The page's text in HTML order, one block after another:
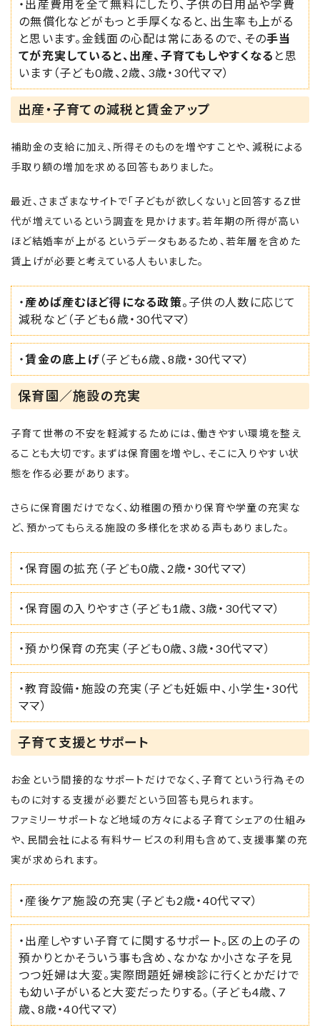
・出産費用を全て無料にしたり、子供の日用品や学費
の無償化などがもっと手厚くなると、出生率も上がる
と思います。金銭面の心配は常にあるので、その手当
てが充実していると、出産、子育てもしやすくなる と思
います（子ども0歳、2歳、3歳・30代ママ）
出産・子育ての減税と賃金アップ
補助金の支給に加え、所得そのものを増やすことや、減税による
手取り額の増加を求める回答もありました。
最近、さまざまなサイトで「子どもが欲しくない」と回答するZ世
代が増えているという調査を見かけます。若年期の所得が高い
ほど結婚率が上がるというデータもあるため、若年層を含めた
賃上げが必要と考えている人もいました。
・ 産めば産むほど得になる政策。子供の人数に応じて
減税など（子ども6歳・30代ママ）
・賃金の底上げ（子ども6歳、8歳・30代ママ）
保育園／施設の充実
子育て世帯の不安を軽減するためには、働きやすい環境を整え
ることも大切です。まずは保育園を増やし、そこに入りやすい状
態を作る必要があります。
さらに保育園だけでなく、幼稚園の預かり保育や学童の充実な
ど、預かってもらえる施設の多様化を求める声もありました。
・保育園の拡充（子ども0歳、2歳・30代ママ）
・保育園の入りやすさ（子ども1歳、3歳・30代ママ）
・預かり保育の充実（子ども0歳、3歳・30代ママ）
・教育設備・施設の充実（子ども妊娠中、小学生・30代
ママ）
子育て支援とサポート
お金という間接的なサポートだけでなく、子育てという行為その
ものに対する支援が必要だという回答も見られます。
ファミリーサポートなど地域の方々による子育てシェアの仕組み
や、民間会社による有料サービスの利用も含めて、支援事業の充
実が求められます。
・産後ケア施設の充実（子ども2歳・40代ママ）
・出産しやすい子育てに関するサポート。区の上の子の
預かりとかそういう事も含め、なかなか小さな子を見
つつ妊婦は大変。実際問題妊婦検診に行くとかだけで
も幼い子がいると大変だったりする。（子ども4歳、7
歳、8歳・40代ママ）